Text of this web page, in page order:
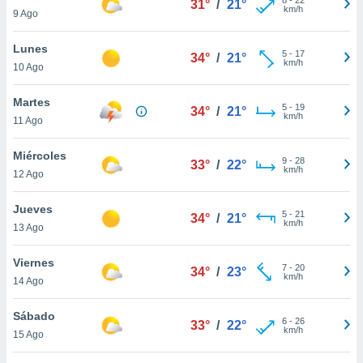
más
nuestra
y
de
disponible
cookies
aceptar
9 Ago
31° / 21°
km/h
Lunes
10 Ago
34° / 21° 5- 17
km/h
Martes
11 Ago
34° / 21° 5- 19
km/h
Miércoles
12 Ago
33° / 22° 9- 28
km/h
Jueves
13 Ago
34° / 21° 5- 21
km/h
Viernes
14 Ago
34° / 23° 7- 20
km/h
Sábado
15 Ago
33° / 22° 6- 26
km/h